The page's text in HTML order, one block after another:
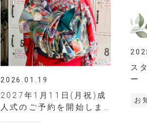
2026.01.19
2027年1月11日(月祝)成
人式のご予約を開始しま
ス
ー
お